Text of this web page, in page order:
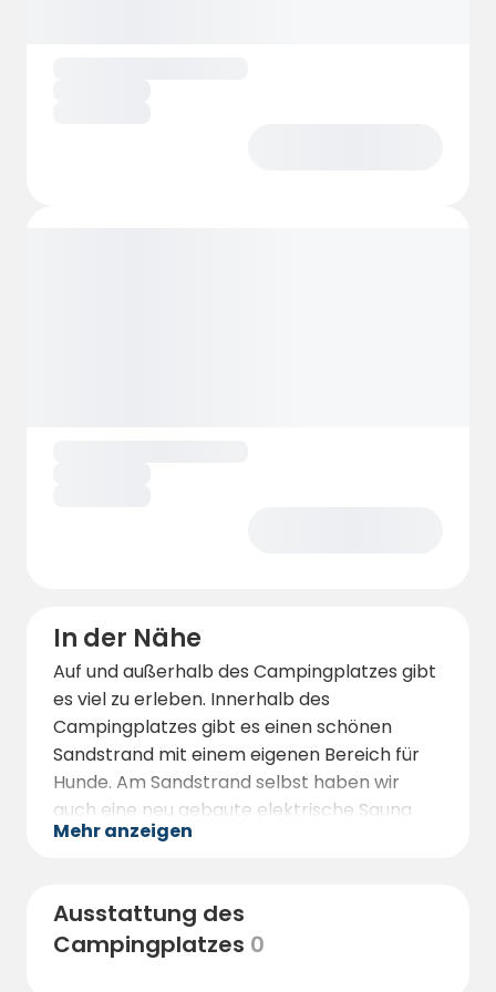
In der Nähe
Auf und außerhalb des Campingplatzes gibt
es viel zu erleben. Innerhalb des
Campingplatzes gibt es einen schönen
Sandstrand mit einem eigenen Bereich für
Hunde. Am Sandstrand selbst haben wir
auch eine neu gebaute elektrische Sauna
aus dem Jahr 2020 mit Blick auf den
Grillplätze am Strand. Wenn Sie ein kleines
Abenteuer auf dem Wasser erleben
Mehr anzeigen
Ausstattung des
Campingplatzes 0